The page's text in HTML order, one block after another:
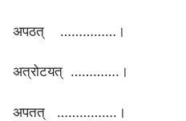
अपठत् ……………।
अत्रोटयत् ‌………….।
अपतत् …………….।